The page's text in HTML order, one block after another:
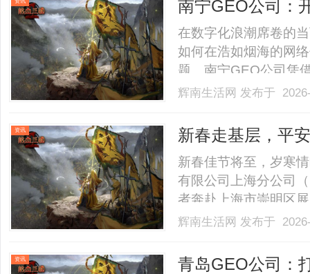
南宁GEO公司：
在数字化浪潮席卷的
如何在浩如烟海的网
题。南宁GEO公司凭
条通往高效营销的康
目标受众生成引擎优
键.........
辉南生活网 发布于
资讯
新春走基层，平
心慰问暖人心
新春佳节将至，岁寒
有限公司上海分公司
者奔赴上海市崇明区
群众、独居老人送去
上午10时许，志愿者
辉南生活网 发布于
资讯 青岛GEO公司：